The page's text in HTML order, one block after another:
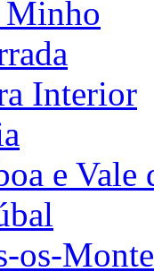
Minho
Interior
e Vale
os-